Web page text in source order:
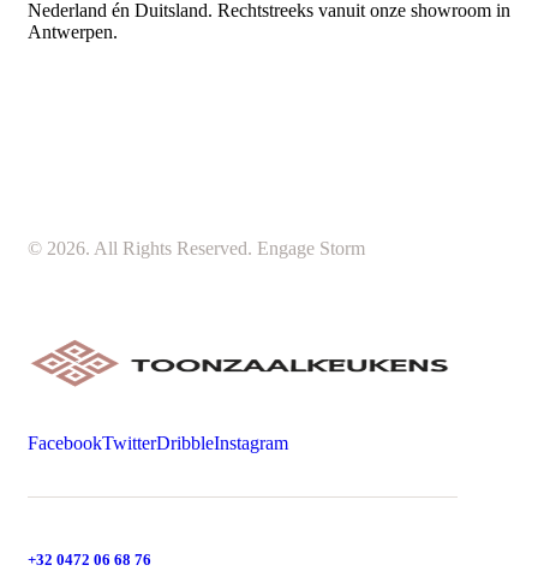
Nederland én Duitsland. Rechtstreeks vanuit onze showroom in
Antwerpen.
© 2026. All Rights Reserved. Engage Storm
FacebookTwitterDribbleInstagram
+32 0472 06 68 76